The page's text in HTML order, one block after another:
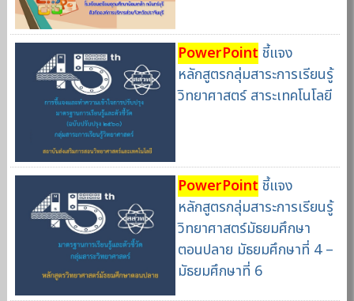
PowerPoint ชี้แจง
หลักสูตรกลุ่มสาระการเรียนรู้
วิทยาศาสตร์ สาระเทคโนโลยี
PowerPoint ชี้แจง
หลักสูตรกลุ่มสาระการเรียนรู้
วิทยาศาสตร์มัธยมศึกษา
ตอนปลาย มัธยมศึกษาที่ 4 –
มัธยมศึกษาที่ 6